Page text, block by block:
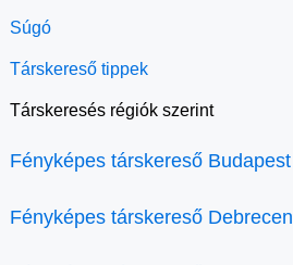
Súgó
Társkereső tippek
Társkeresés régiók szerint
Fényképes társkereső Budapest
Fényképes társkereső Debrecen